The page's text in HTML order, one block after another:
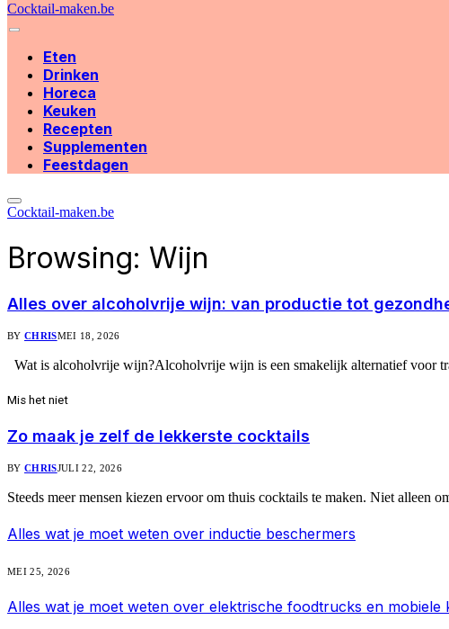
Cocktail-maken.be
Eten
Drinken
Horeca
Keuken
Recepten
Supplementen
Feestdagen
Cocktail-maken.be
Browsing: Wijn
Alles over alcoholvrije wijn: van productie tot
BY CHRISMEI 18, 2026
Wat is alcoholvrije wijn?Alcoholvrije wijn is een smakelijk alternatief voor
Mis het niet
Zo maak je zelf de lekkerste cocktails
BY CHRISJULI 22, 2026
Steeds meer mensen kiezen ervoor om thuis cocktails te maken. Niet alleen
Alles wat je moet weten over inductie beschermers
MEI 25, 2026
Alles wat je moet weten over elektrische foodtrucks en mobiele